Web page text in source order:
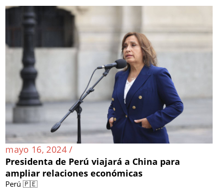
mayo 16, 2024 /
Presidenta de Perú viajará a China para
ampliar relaciones económicas
Perú 🇵🇪